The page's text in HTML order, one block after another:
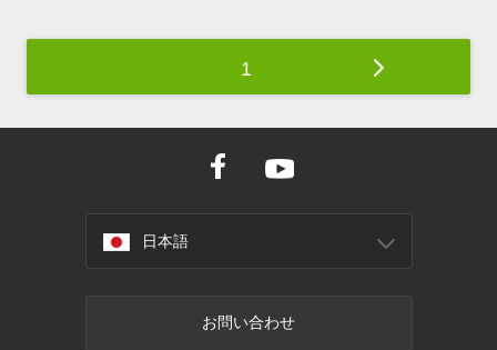
1
日本語
お問い合わせ